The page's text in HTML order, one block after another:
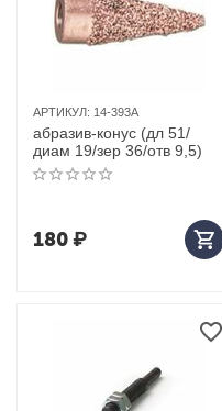
АРТИКУЛ: 14-393A
абразив-конус (дл 51/
диам 19/зер 36/отв 9,5)
180₽